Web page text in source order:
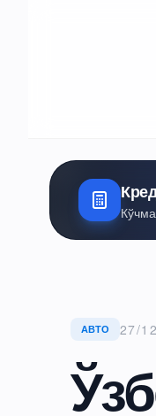
АВТО 27/